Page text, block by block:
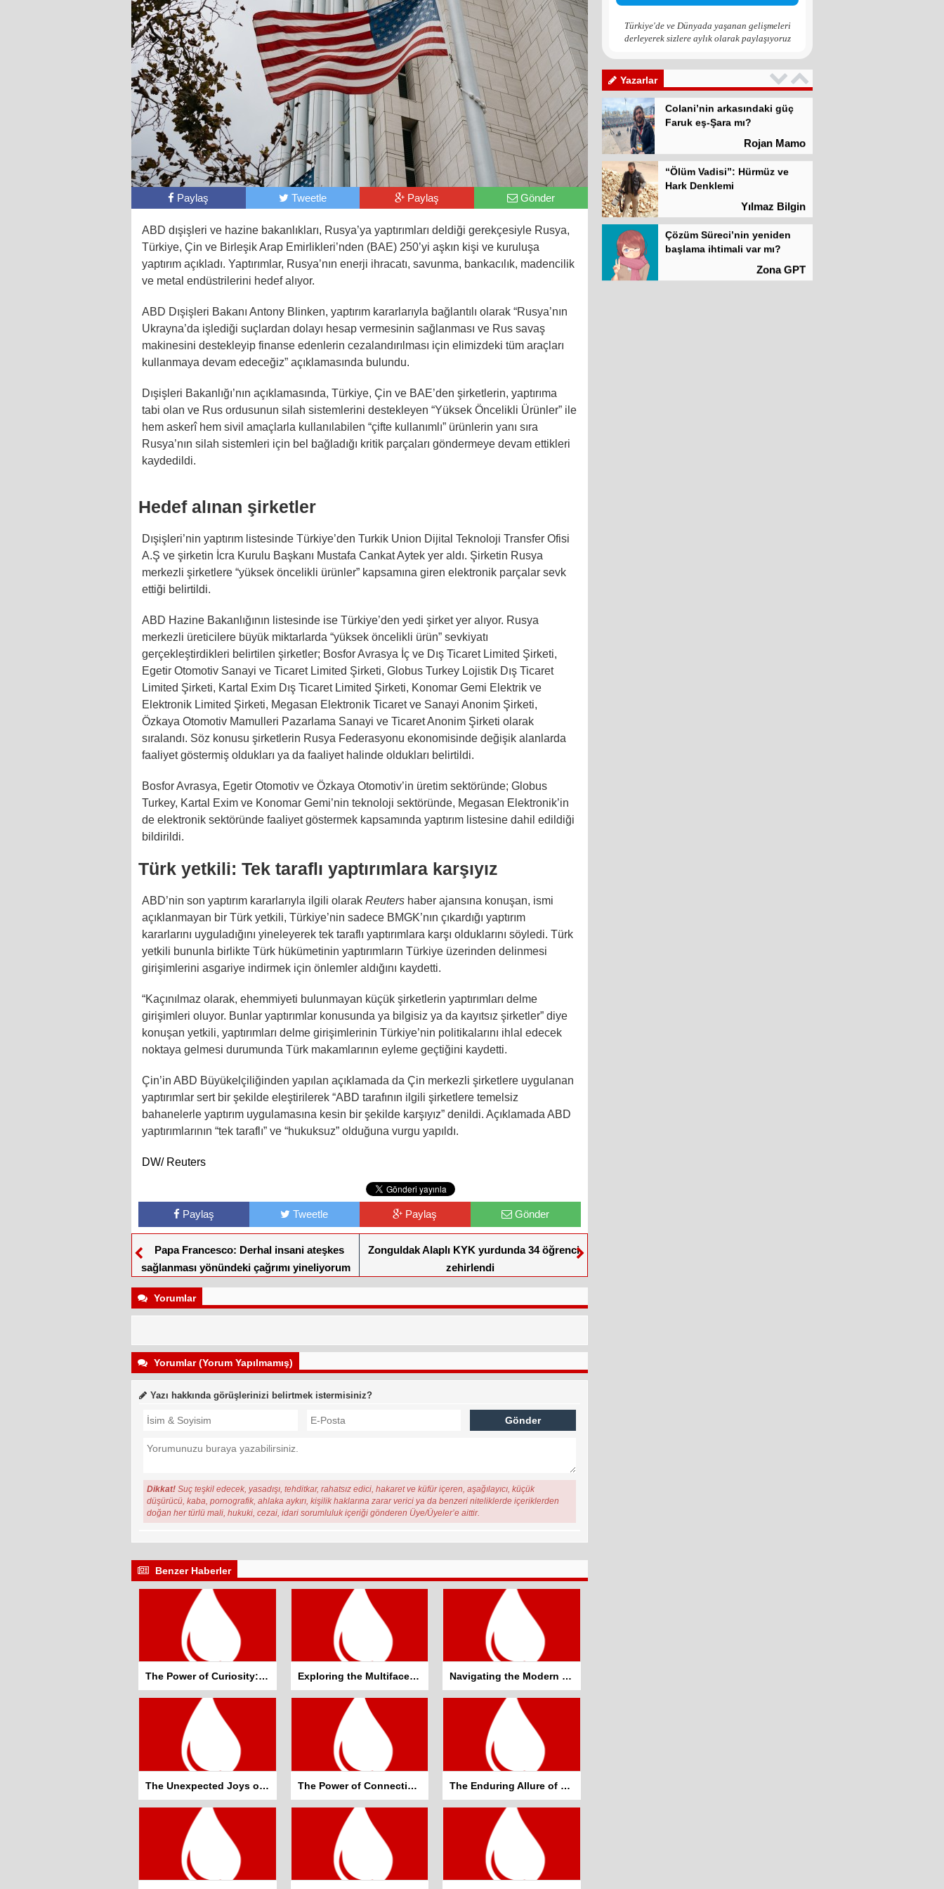
Paylaş Tweetle Paylaş Gönder
ABD dışişleri ve hazine bakanlıkları, Rusya’ya yaptırımları deldiği gerekçesiyle Rusya,
Türkiye, Çin ve Birleşik Arap Emirlikleri’nden (BAE) 250’yi aşkın kişi ve kuruluşa
yaptırım açıkladı. Yaptırımlar, Rusya’nın enerji ihracatı, savunma, bankacılık, madencilik
ve metal endüstrilerini hedef alıyor.
ABD Dışişleri Bakanı Antony Blinken, yaptırım kararlarıyla bağlantılı olarak “Rusya’nın
Ukrayna’da işlediği suçlardan dolayı hesap vermesinin sağlanması ve Rus savaş
makinesini destekleyip finanse edenlerin cezalandırılması için elimizdeki tüm araçları
kullanmaya devam edeceğiz” açıklamasında bulundu.
Dışişleri Bakanlığı’nın açıklamasında, Türkiye, Çin ve BAE’den şirketlerin, yaptırıma
tabi olan ve Rus ordusunun silah sistemlerini destekleyen “Yüksek Öncelikli Ürünler” ile
hem askerî hem sivil amaçlarla kullanılabilen “çifte kullanımlı” ürünlerin yanı sıra
Rusya’nın silah sistemleri için bel bağladığı kritik parçaları göndermeye devam ettikleri
kaydedildi.
Hedef alınan şirketler
Dışişleri’nin yaptırım listesinde Türkiye’den Turkik Union Dijital Teknoloji Transfer Ofisi
A.Ş ve şirketin İcra Kurulu Başkanı Mustafa Cankat Aytek yer aldı. Şirketin Rusya
merkezli şirketlere “yüksek öncelikli ürünler” kapsamına giren elektronik parçalar sevk
ettiği belirtildi.
ABD Hazine Bakanlığının listesinde ise Türkiye’den yedi şirket yer alıyor. Rusya
merkezli üreticilere büyük miktarlarda “yüksek öncelikli ürün” sevkiyatı
gerçekleştirdikleri belirtilen şirketler; Bosfor Avrasya İç ve Dış Ticaret Limited Şirketi,
Egetir Otomotiv Sanayi ve Ticaret Limited Şirketi, Globus Turkey Lojistik Dış Ticaret
Limited Şirketi, Kartal Exim Dış Ticaret Limited Şirketi, Konomar Gemi Elektrik ve
Elektronik Limited Şirketi, Megasan Elektronik Ticaret ve Sanayi Anonim Şirketi,
Özkaya Otomotiv Mamulleri Pazarlama Sanayi ve Ticaret Anonim Şirketi olarak
sıralandı. Söz konusu şirketlerin Rusya Federasyonu ekonomisinde değişik alanlarda
faaliyet göstermiş oldukları ya da faaliyet halinde oldukları belirtildi.
Bosfor Avrasya, Egetir Otomotiv ve Özkaya Otomotiv’in üretim sektöründe; Globus
Turkey, Kartal Exim ve Konomar Gemi’nin teknoloji sektöründe, Megasan Elektronik’in
de elektronik sektöründe faaliyet göstermek kapsamında yaptırım listesine dahil edildiği
bildirildi.
Türk yetkili: Tek taraflı yaptırımlara karşıyız
ABD’nin son yaptırım kararlarıyla ilgili olarak Reuters haber ajansına konuşan, ismi
açıklanmayan bir Türk yetkili, Türkiye’nin sadece BMGK’nın çıkardığı yaptırım
kararlarını uyguladığını yineleyerek tek taraflı yaptırımlara karşı olduklarını söyledi. Türk
yetkili bununla birlikte Türk hükümetinin yaptırımların Türkiye üzerinden delinmesi
girişimlerini asgariye indirmek için önlemler aldığını kaydetti.
“Kaçınılmaz olarak, ehemmiyeti bulunmayan küçük şirketlerin yaptırımları delme
girişimleri oluyor. Bunlar yaptırımlar konusunda ya bilgisiz ya da kayıtsız şirketler” diye
konuşan yetkili, yaptırımları delme girişimlerinin Türkiye’nin politikalarını ihlal edecek
noktaya gelmesi durumunda Türk makamlarının eyleme geçtiğini kaydetti.
Çin’in ABD Büyükelçiliğinden yapılan açıklamada da Çin merkezli şirketlere uygulanan
yaptırımlar sert bir şekilde eleştirilerek “ABD tarafının ilgili şirketlere temelsiz
bahanelerle yaptırım uygulamasına kesin bir şekilde karşıyız” denildi. Açıklamada ABD
yaptırımlarının “tek taraflı” ve “hukuksuz” olduğuna vurgu yapıldı.
DW/ Reuters
Paylaş Tweetle Paylaş Gönder
Papa Francesco: Derhal insani ateşkes
sağlanması yönündeki çağrımı yineliyorum
Zonguldak Alaplı KYK yurdunda 34 öğrenci
zehirlendi
Yorumlar
Yorumlar (Yorum Yapılmamış)
Yazı hakkında görüşlerinizi belirtmek istermisiniz?
Dikkat! Suç teşkil edecek, yasadışı, tehditkar, rahatsız edici, hakaret ve küfür içeren, aşağılayıcı, küçük
düşürücü, kaba, pornografik, ahlaka aykırı, kişilik haklarına zarar verici ya da benzeri niteliklerde içeriklerden
doğan her türlü mali, hukuki, cezai, idari sorumluluk içeriği gönderen Üye/Üyeler’e aittir.
Benzer Haberler
The Power of Curiosity: Fueling Innovation and Personal Growth Exploring the Multifaceted World of Personal Growth and Well-being Navigating the Modern Labyrinth: Embracing Change and Staying Informed
The Unexpected Joys of Everyday Exploration The Power of Connection: Building Bridges in a Digital Age The Enduring Allure of Timeless Pastimes
Türkiye'de ve Dünyada yaşanan gelişmeleri
derleyerek sizlere aylık olarak paylaşıyoruz
Yazarlar
Kadına şiddet “Devlet” eliyle
meşrulaştırılıyor
Atilla Yüceak
Colani’nin arkasındaki güç
Faruk eş-Şara mı?
Rojan Mamo
“Ölüm Vadisi”: Hürmüz ve
Hark Denklemi
Yılmaz Bilgin
Çözüm Süreci’nin yeniden
başlama ihtimali var mı?
Zona GPT